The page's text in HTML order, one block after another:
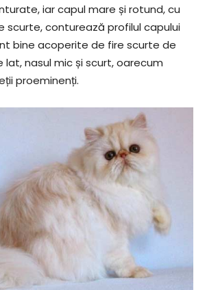
iar capul mare și rotund, cu
scurte, conturează profilul capului
bine acoperite de fire scurte de
lat, nasul mic și scurt, oarecum
proeminenți.